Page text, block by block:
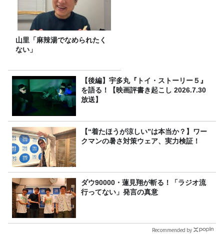
山里「麻辣湯でなめられたく
ない」
【後編】宇多丸『トイ・ストーリー５』
を語る！【映画評書き起こし 2026.7.30
放送】
【“着たほうが涼しい”は本当か？】ワー
クマンの暑さ対策ウェア、実力検証！
ダウ90000・蓮見翔が斬る！「ラジオ流
行ってない」発言の真意
Recommended by